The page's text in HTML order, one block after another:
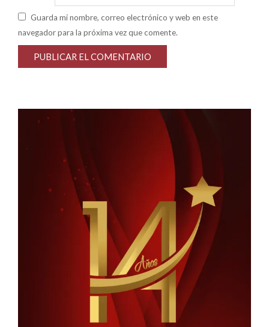
Guarda mi nombre, correo electrónico y web en este
navegador para la próxima vez que comente.